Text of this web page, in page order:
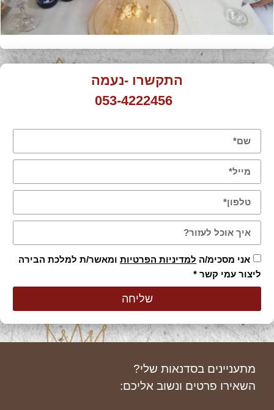
התקשרו -נעמה
053-4222456
אני מסכימ/ה למדיניות הפרטיות ומאשר/ת למלכת הבירה
ליצור עמי קשר *
שליחה
מתעניינים בסדנאות שלי?
השאירו פרטים ונשוב אליכם: